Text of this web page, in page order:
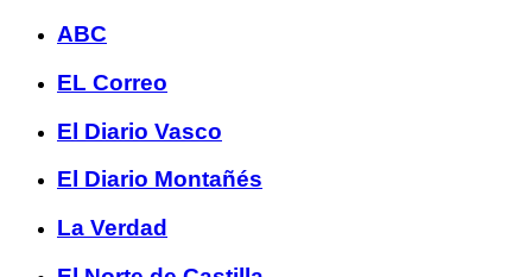
ABC
EL Correo
El Diario Vasco
El Diario Montañés
La Verdad